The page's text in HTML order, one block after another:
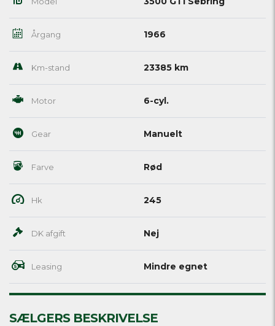
Årgang 1966
Km-stand 23385 km
Motor 6-cyl.
Gear Manuelt
Farve Rød
Hk 245
DK afgift Nej
Leasing Mindre egnet
SÆLGERS BESKRIVELSE